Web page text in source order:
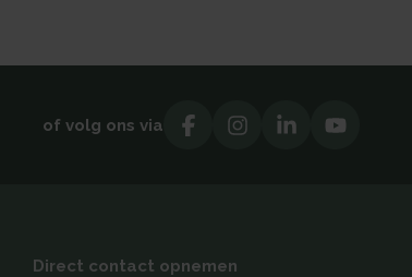
of volg ons via
Direct contact opnemen